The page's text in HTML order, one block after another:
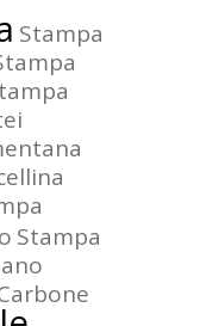
Stampa
Stampa